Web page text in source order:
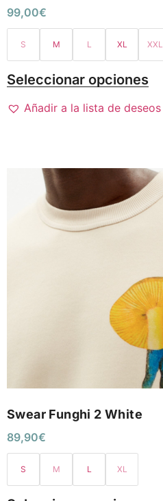
99,00€
S M L XL XXL
Seleccionar opciones
Añadir a la lista de deseos
Swear Funghi 2 White
89,90€
S M L XL